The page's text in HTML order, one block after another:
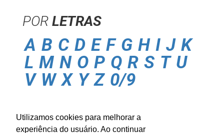
Utilizamos cookies para melhorar a
experiência do usuário. Ao continuar
POR LETRAS
A B C D E F G H I J K
L M N O P Q R S T U
V W X Y Z 0/9
POLITICA DEPRIVACIDADE
CONTATO